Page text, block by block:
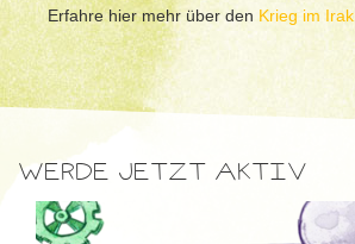
Erfahre hier mehr über den Krieg im Irak
WERDE JETZT AKTIV